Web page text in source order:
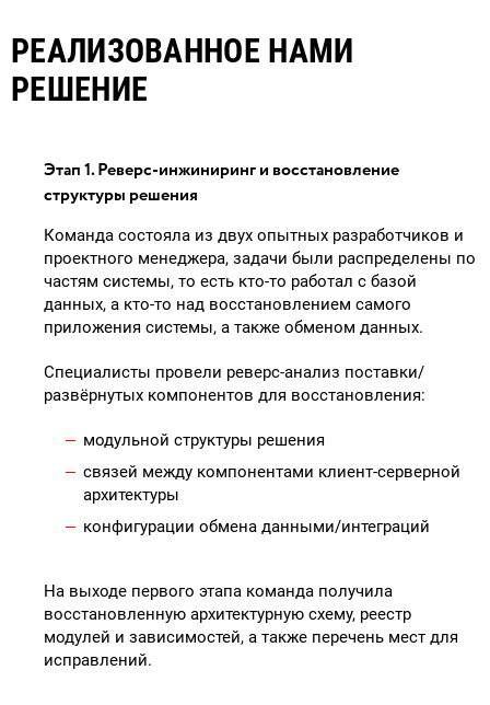
РЕАЛИЗОВАННОЕ НАМИ
РЕШЕНИЕ
Этап 1. Реверс‑инжиниринг и восстановление
структуры решения
Команда состояла из двух опытных разработчиков и
проектного менеджера, задачи были распределены по
частям системы, то есть кто-то работал с базой
данных, а кто-то над восстановлением самого
приложения системы, а также обменом данных.
Специалисты провели реверс‑анализ поставки/
развёрнутых компонентов для восстановления:
модульной структуры решения
связей между компонентами клиент‑серверной
архитектуры
конфигурации обмена данными/интеграций
На выходе первого этапа команда получила
восстановленную архитектурную схему, реестр
модулей и зависимостей, а также перечень мест для
исправлений.